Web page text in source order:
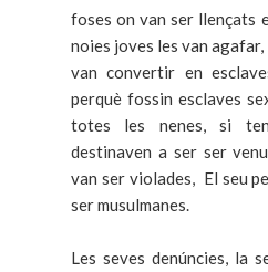
foses on van ser llençats
noies joves les van
van convertir en
perquè fossin esclaves
totes les nenes, si
destinaven a ser ser
van ser violades, El seu
ser musulmanes.
Les seves denúncies, la